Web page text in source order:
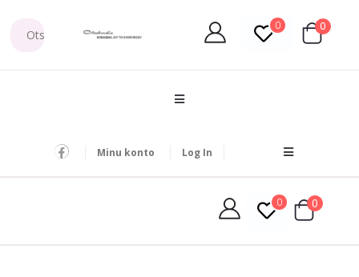
0 0
Minu konto Log In
0 0